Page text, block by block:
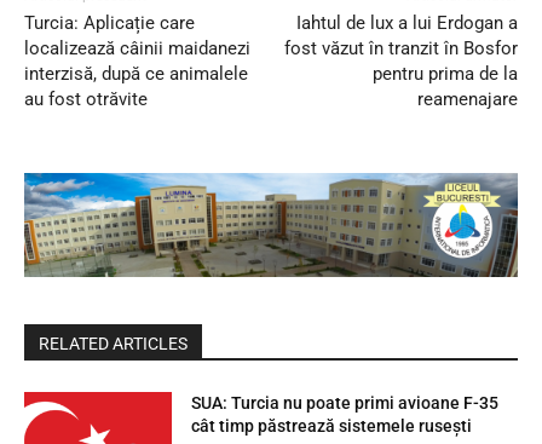
Turcia: Aplicație care
localizează câinii maidanezi
interzisă, după ce animalele
au fost otrăvite
Iahtul de lux a lui Erdogan a
fost văzut în tranzit în Bosfor
pentru prima de la
reamenajare
RELATED ARTICLES
SUA: Turcia nu poate primi avioane F-35
cât timp păstrează sistemele rusești